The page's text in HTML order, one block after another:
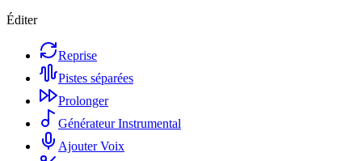
Éditer
Reprise
Pistes séparées
Prolonger
Générateur Instrumental
Ajouter Voix